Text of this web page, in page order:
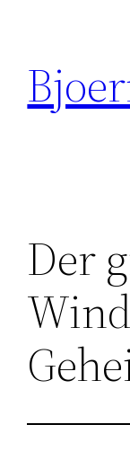
springen
Der